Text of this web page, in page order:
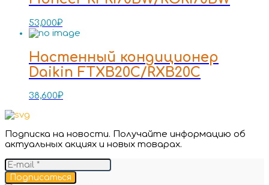
53,000₽
Настенный кондиционер
Daikin FTXB20C/RXB20C
38,600₽
Подписка на новости. Получайте информацию об
актуальных акциях и новых товарах.
Подписаться